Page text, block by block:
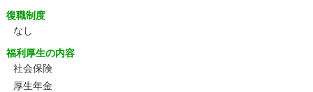
復職制度
なし
福利厚生の内容
社会保険
厚生年金